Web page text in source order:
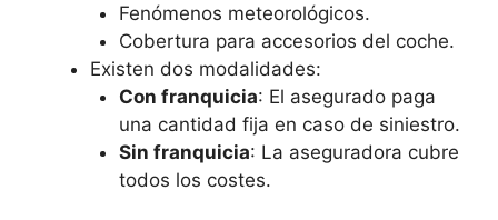
Fenómenos meteorológicos.
Cobertura para accesorios del coche.
Existen dos modalidades:
Con franquicia: El asegurado paga
una cantidad fija en caso de siniestro.
Sin franquicia: La aseguradora cubre
todos los costes.